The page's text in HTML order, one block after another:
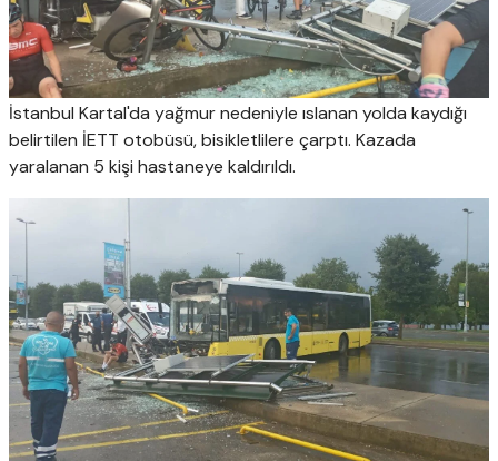
İstanbul Kartal'da yağmur nedeniyle ıslanan yolda kaydığı
belirtilen İETT otobüsü, bisikletlilere çarptı. Kazada
yaralanan 5 kişi hastaneye kaldırıldı.